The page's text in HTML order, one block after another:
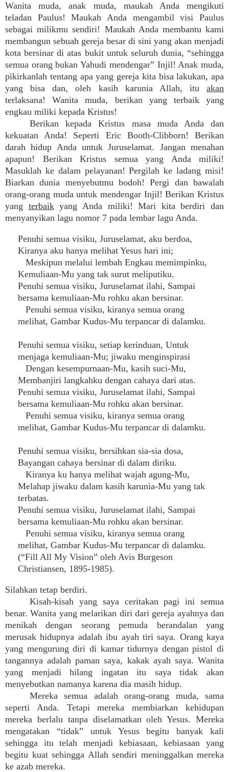
Wanita muda, anak muda, maukah Anda mengikuti
teladan Paulus! Maukah Anda mengambil visi Paulus
sebagai milikmu sendiri! Maukah Anda membantu kami
membangun sebuah gereja besar di sini yang akan menjadi
kota bersinar di atas bukit untuk seluruh dunia, “sehingga
semua orang bukan Yahudi mendengar” Injil! Anak muda,
pikirkanlah tentang apa yang gereja kita bisa lakukan, apa
yang bisa dan, oleh kasih karunia Allah, itu akan
terlaksana! Wanita muda, berikan yang terbaik yang
engkau miliki kepada Kristus!
Berikan kepada Kristus masa muda Anda dan
kekuatan Anda! Seperti Eric Booth-Clibborn! Berikan
darah hidup Anda untuk Juruselamat. Jangan menahan
apapun! Berikan Kristus semua yang Anda miliki!
Masuklah ke dalam pelayanan! Pergilah ke ladang misi!
Biarkan dunia menyebutmu bodoh! Pergi dan bawalah
orang-orang muda untuk mendengar Injil! Berikan Kristus
yang terbaikyang Anda miliki! Mari kita berdiri dan
menyanyikan lagu nomor 7 pada lembar lagu Anda.
Penuhi semua visiku, Juruselamat, aku berdoa,
Kiranya aku hanya melihat Yesus hari ini;
Meskipun melalui lembah Engkau memimpinku,
Kemuliaan-Mu yang tak surut meliputiku.
Penuhi semua visiku, Juruselamat ilahi, Sampai
bersama kemuliaan-Mu rohku akan bersinar.
Penuhi semua visiku, kiranya semua orang
melihat, Gambar Kudus-Mu terpancar di dalamku.
Penuhi semua visiku, setiap kerinduan, Untuk
menjaga kemuliaan-Mu; jiwaku menginspirasi
Dengan kesempurnaan-Mu, kasih suci-Mu,
Membanjiri langkahku dengan cahaya dari atas.
Penuhi semua visiku, Juruselamat ilahi, Sampai
bersama kemuliaan-Mu rohku akan bersinar.
Penuhi semua visiku, kiranya semua orang
melihat, Gambar Kudus-Mu terpancar di dalamku.
Penuhi semua visiku, bersihkan sia-sia dosa,
Bayangan cahaya bersinar di dalam diriku.
Kiranya ku hanya melihat wajah agung-Mu,
Melahap jiwaku dalam kasih karunia-Mu yang tak
terbatas.
Penuhi semua visiku, Juruselamat ilahi, Sampai
bersama kemuliaan-Mu rohku akan bersinar.
Penuhi semua visiku, kiranya semua orang
melihat, Gambar Kudus-Mu terpancar di dalamku.
(“Fill All My Vision” oleh Avis Burgeson
Christiansen, 1895-1985).
Silahkan tetap berdiri.
Kisah-kisah yang saya ceritakan pagi ini semua
benar. Wanita yang melarikan diri dari gereja ayahnya dan
menikah dengan seorang pemuda berandalan yang
merusak hidupnya adalah ibu ayah tiri saya. Orang kaya
yang mengurung diri di kamar tidurnya dengan pistol di
tangannya adalah paman saya, kakak ayah saya. Wanita
yang menjadi hilang ingatan itu saya tidak akan
menyebutkan namanya karena dia masih hidup.
Mereka semua adalah orang-orang muda, sama
seperti Anda. Tetapi mereka membiarkan kehidupan
mereka berlalu tanpa diselamatkan oleh Yesus. Mereka
mengatakan “tidak” untuk Yesus begitu banyak kali
sehingga itu telah menjadi kebiasaan, kebiasaan yang
begitu kuat sehingga Allah sendiri meninggalkan mereka
ke azab mereka.